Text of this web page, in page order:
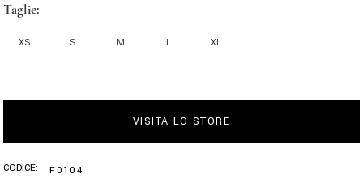
Taglie
XS S M L XL
VISITA LO STORE
CODICE: F0104